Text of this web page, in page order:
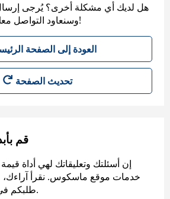
هل لديك أي مشكلة أخرى؟ يُرجى إرسال
وسنعاود التواصل معك. شكرًا على صبرك!
العودة إلى الصفحة
تحديث الصفحة
قم
إن أسئلتك وتعليقاتك لهي أداة
خدمات موقع ماسكوس. نقرأ آراءك،
طلبكم في أسرع وقت ممكن.